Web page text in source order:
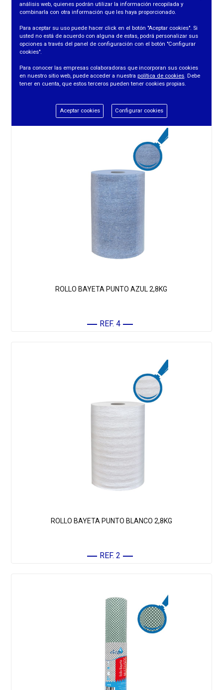
ROLLO BAYETA PUNTO AZUL 2,8KG
REF. 4
ROLLO BAYETA PUNTO BLANCO 2,8KG
REF. 2
análisis web, quienes podrán utilizar la información recopilada y
combinarla con otra información que les haya proporcionado.
Para aceptar su uso puede hacer click en el botón "Aceptar cookies". Si
usted no está de acuerdo con alguna de estas, podrá personalizar sus
opciones a través del panel de configuración con el botón "Configurar
cookies".
Para conocer las empresas colaboradoras que incorporan sus cookies
en nuestro sitio web, puede acceder a nuestra política de cookies. Debe
tener en cuenta, que estos terceros pueden tener cookies propias.
Aceptar cookies Configurar cookies